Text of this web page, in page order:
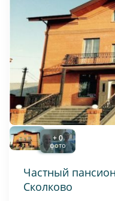
+ 0
фото
Частный
Сколково